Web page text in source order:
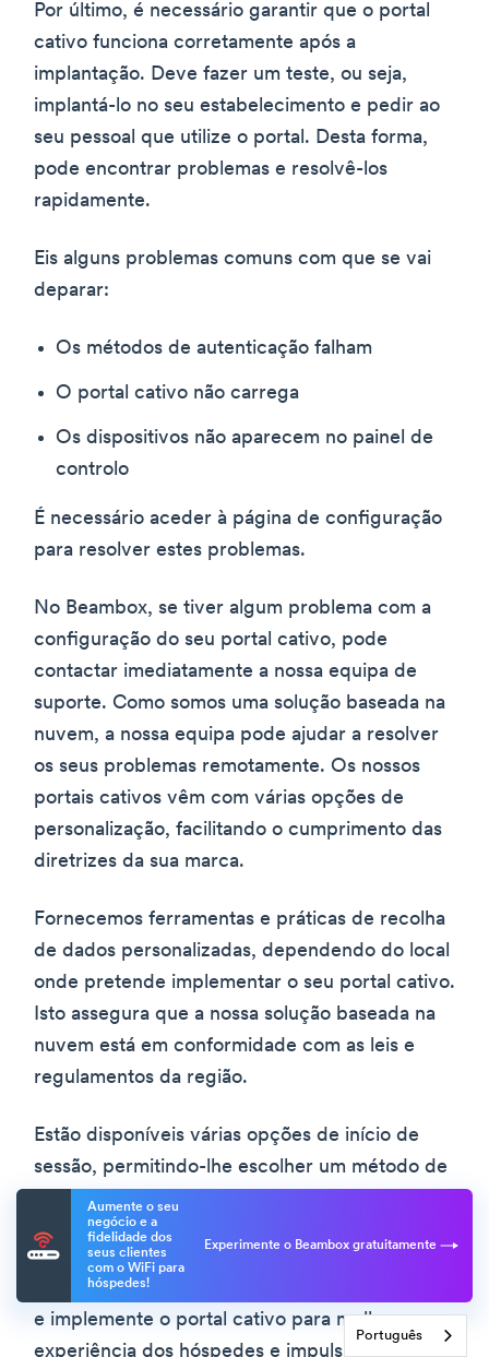
Por último, é necessário garantir que o portal
cativo funciona corretamente após a
implantação. Deve fazer um teste, ou seja,
implantá-lo no seu estabelecimento e pedir ao
seu pessoal que utilize o portal. Desta forma,
pode encontrar problemas e resolvê-los
rapidamente.
Eis alguns problemas comuns com que se vai
deparar:
Os métodos de autenticação falham
O portal cativo não carrega
Os dispositivos não aparecem no painel de
controlo
É necessário aceder à página de configuração
para resolver estes problemas.
No Beambox, se tiver algum problema com a
configuração do seu portal cativo, pode
contactar imediatamente a nossa equipa de
suporte. Como somos uma solução baseada na
nuvem, a nossa equipa pode ajudar a resolver
os seus problemas remotamente. Os nossos
portais cativos vêm com várias opções de
personalização, facilitando o cumprimento das
diretrizes da sua marca.
Fornecemos ferramentas e práticas de recolha
de dados personalizadas, dependendo do local
onde pretende implementar o seu portal cativo.
Isto assegura que a nossa solução baseada na
nuvem está em conformidade com as leis e
regulamentos da região.
Estão disponíveis várias opções de início de
sessão, permitindo-lhe escolher um método de
autenticação que satisfaça as suas
necessidades específicas.
Faça uma parceria com o Beambox hoje mesmo
e implemente o portal cativo para melhorar a
experiência dos hóspedes e impulsionar o
Aumente o seu
negócio e a
fidelidade dos
seus clientes
com o WiFi para
hóspedes!
Experimente o Beambox gratuitamente
Português